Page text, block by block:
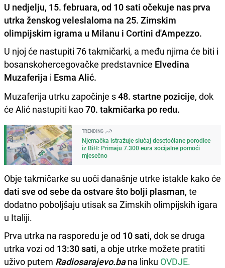
U nedjelju, 15. februara, od 10 sati očekuje nas prva
utrka ženskog veleslaloma na 25. Zimskim
olimpijskim igrama u Milanu i Cortini d'Ampezzo.
U njoj će nastupiti 76 takmičarki, a među njima će biti i
bosanskohercegovačke predstavnice Elvedina
Muzaferija i Esma Alić.
Muzaferija utrku započinje s48. startne pozicije, dok
će Alić nastupiti kao70. takmičarka po redu.
TRENDING
Njemačka istražuje slučaj desetočlane porodice
iz BiH: Primaju 7.300 eura socijalne pomoći
mjesečno
Obje takmičarke su uoči današnje utrke istakle kako će
dati sve od sebe da ostvare što bolji plasman, te
dodatno poboljšaju utisak sa Zimskih olimpijskih igara
u Italiji.
Prva utrka na rasporedu je od 10 sati, dok se druga
utrka vozi od 13:30 sati, a obje utrke možete pratiti
uživo putem Radiosarajevo.bana linku OVDJE.